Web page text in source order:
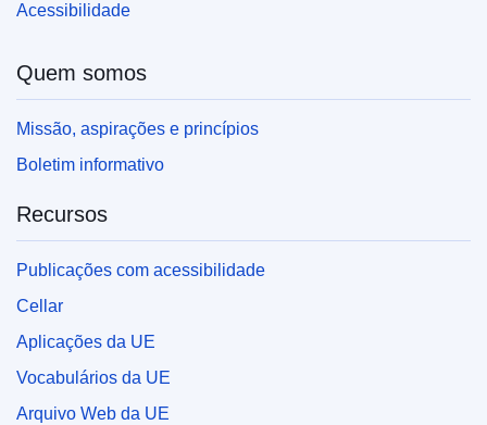
Acessibilidade
Quem somos
Missão, aspirações e princípios
Boletim informativo
Recursos
Publicações com acessibilidade
Cellar
Aplicações da UE
Vocabulários da UE
Arquivo Web da UE